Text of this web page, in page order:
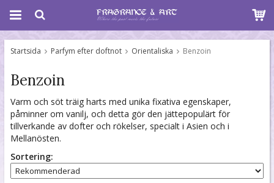
Startsida Parfym efter doftnot Orientaliska Benzoin
Benzoin
Varm och söt träig harts med unika fixativa egenskaper,
påminner om vanilj, och detta gör den jättepopulärt för
tillverkande av dofter och rökelser, specialt i Asien och i
Mellanösten.
Sortering: